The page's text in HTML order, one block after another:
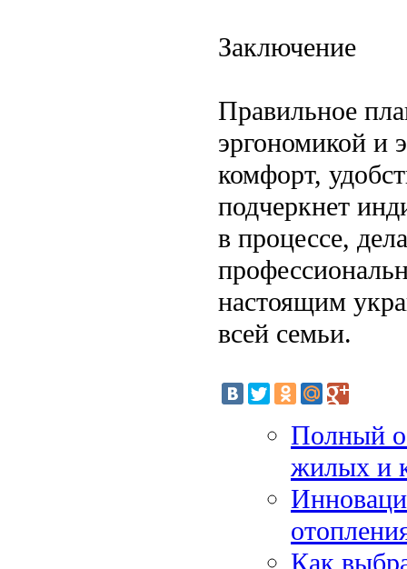
Заключение
Правильное
эргономикой и
комфорт,
подчеркнет
в процессе,
настоящим
всей семьи.
Полный
жилых и
Как